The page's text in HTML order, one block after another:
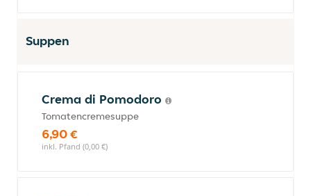
Suppen
Crema di Pomodoro
Tomatencremesuppe
6,90 €
inkl. Pfand (0,00 €)